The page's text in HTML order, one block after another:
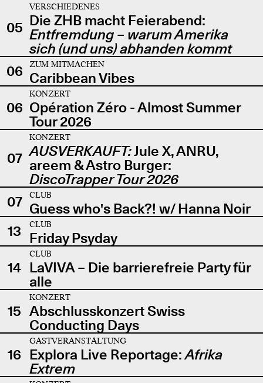
05
VERSCHIEDENES
Die ZHB macht Feierabend:
Entfremdung – warum Amerika
sich (und uns) abhanden kommt
06
ZUM MITMACHEN
Caribbean Vibes
06
KONZERT
Opération Zéro - Almost Summer
Tour 2026
07
KONZERT
AUSVERKAUFT:Jule X, ANRU,
areem & Astro Burger:
DiscoTrapper Tour 2026
07
CLUB
Guess who's Back?! w/ Hanna Noir
13
CLUB
Friday Psyday
14
CLUB
LaVIVA – Die barrierefreie Party für
alle
15
KONZERT
Abschlusskonzert Swiss
Conducting Days
16
GASTVERANSTALTUNG
Explora Live Reportage:Afrika
Extrem